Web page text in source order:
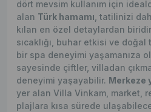
dört mevsim kullanım için
alan Türk hamamı , tatilinizi
kılan en özel detaylardan
sıcaklığı, buhar etkisi ve
bir spa deneyimi yaşamanıza
sayesinde çiftler, villadan
deneyimi yaşayabilir. Merkeze
yer alan Villa Vinkam, market,
plajlara kısa sürede